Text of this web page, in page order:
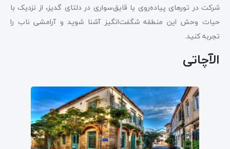
شرکت در تورهای پیاده‌روی یا قایق‌سواری در دلتای گدیز، از نزدیک با
حیات وحش این منطقه شگفت‌انگیز آشنا شوید و آرامشی ناب را
تجربه کنید.
الآچاتی